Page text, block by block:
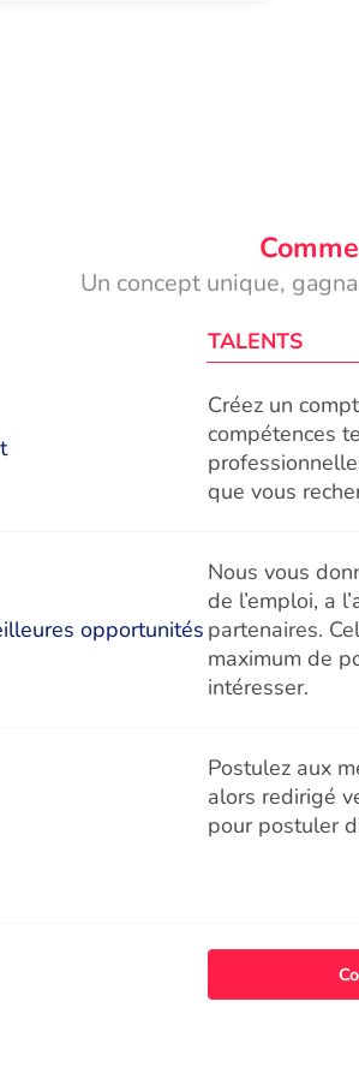
Un concept unique,
TALENTS
Créez un
compétences
que vous
opportunités
Nous vous
de l’emploi, a
partenaires.
maximum de
intéresser.
Postulez aux
alors redirigé
pour postuler